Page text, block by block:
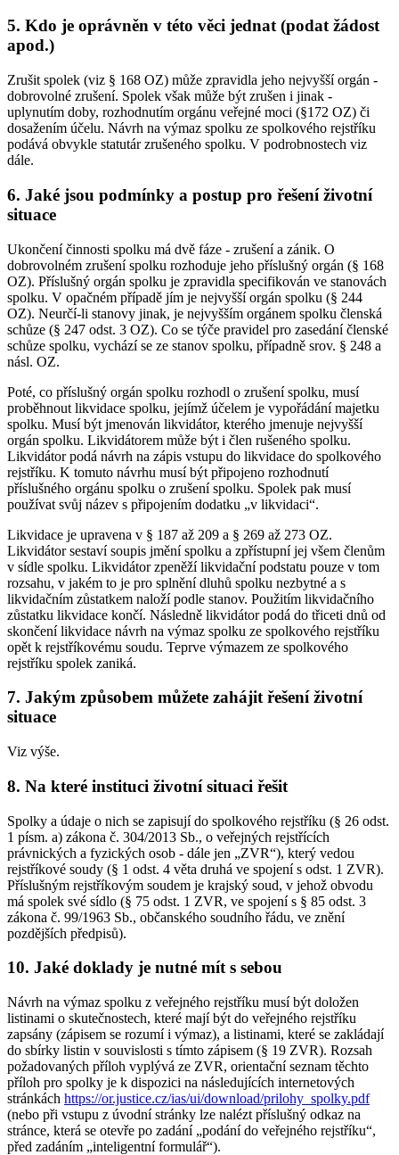
5. Kdo je oprávněn v této věci jednat (podat žádost
apod.)
Zrušit spolek (viz § 168 OZ) může zpravidla jeho nejvyšší orgán -
dobrovolné zrušení. Spolek však může být zrušen i jinak -
uplynutím doby, rozhodnutím orgánu veřejné moci (§172 OZ) či
dosažením účelu. Návrh na výmaz spolku ze spolkového rejstříku
podává obvykle statutár zrušeného spolku. V podrobnostech viz
dále.
6. Jaké jsou podmínky a postup pro řešení životní
situace
Ukončení činnosti spolku má dvě fáze - zrušení a zánik. O
dobrovolném zrušení spolku rozhoduje jeho příslušný orgán (§ 168
OZ). Příslušný orgán spolku je zpravidla specifikován ve stanovách
spolku. V opačném případě jím je nejvyšší orgán spolku (§ 244
OZ). Neurčí-li stanovy jinak, je nejvyšším orgánem spolku členská
schůze (§ 247 odst. 3 OZ). Co se týče pravidel pro zasedání členské
schůze spolku, vychází se ze stanov spolku, případně srov. § 248 a
násl. OZ.
Poté, co příslušný orgán spolku rozhodl o zrušení spolku, musí
proběhnout likvidace spolku, jejímž účelem je vypořádání majetku
spolku. Musí být jmenován likvidátor, kterého jmenuje nejvyšší
orgán spolku. Likvidátorem může být i člen rušeného spolku.
Likvidátor podá návrh na zápis vstupu do likvidace do spolkového
rejstříku. K tomuto návrhu musí být připojeno rozhodnutí
příslušného orgánu spolku o zrušení spolku. Spolek pak musí
používat svůj název s připojením dodatku „v likvidaci“.
Likvidace je upravena v § 187 až 209 a § 269 až 273 OZ.
Likvidátor sestaví soupis jmění spolku a zpřístupní jej všem členům
v sídle spolku. Likvidátor zpeněží likvidační podstatu pouze v tom
rozsahu, v jakém to je pro splnění dluhů spolku nezbytné a s
likvidačním zůstatkem naloží podle stanov. Použitím likvidačního
zůstatku likvidace končí. Následně likvidátor podá do třiceti dnů od
skončení likvidace návrh na výmaz spolku ze spolkového rejstříku
opět k rejstříkovému soudu. Teprve výmazem ze spolkového
rejstříku spolek zaniká.
7. Jakým způsobem můžete zahájit řešení životní
situace
Viz výše.
8. Na které instituci životní situaci řešit
Spolky a údaje o nich se zapisují do spolkového rejstříku (§ 26 odst.
1 písm. a) zákona č. 304/2013 Sb., o veřejných rejstřících
právnických a fyzických osob - dále jen „ZVR“), který vedou
rejstříkové soudy (§ 1 odst. 4 věta druhá ve spojení s odst. 1 ZVR).
Příslušným rejstříkovým soudem je krajský soud, v jehož obvodu
má spolek své sídlo (§ 75 odst. 1 ZVR, ve spojení s § 85 odst. 3
zákona č. 99/1963 Sb., občanského soudního řádu, ve znění
pozdějších předpisů).
10. Jaké doklady je nutné mít s sebou
Návrh na výmaz spolku z veřejného rejstříku musí být doložen
listinami o skutečnostech, které mají být do veřejného rejstříku
zapsány (zápisem se rozumí i výmaz), a listinami, které se zakládají
do sbírky listin v souvislosti s tímto zápisem (§ 19 ZVR). Rozsah
požadovaných příloh vyplývá ze ZVR, orientační seznam těchto
příloh pro spolky je k dispozici na následujících internetových
stránkách https://or.justice.cz/ias/ui/download/prilohy_spolky.pdf
(nebo při vstupu z úvodní stránky lze nalézt příslušný odkaz na
stránce, která se otevře po zadání „podání do veřejného rejstříku“,
před zadáním „inteligentní formulář“).